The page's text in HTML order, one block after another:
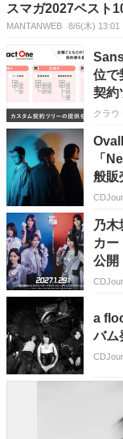
スマガ2027ベスト
MANTANWEB 8/6(木) 13:01
位で
契約
クラウ
「
般販
乃
カ
公開
a
バム